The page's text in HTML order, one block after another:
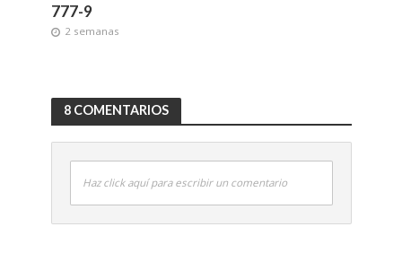
777-9
2 semanas
8 COMENTARIOS
Haz click aquí para escribir un comentario